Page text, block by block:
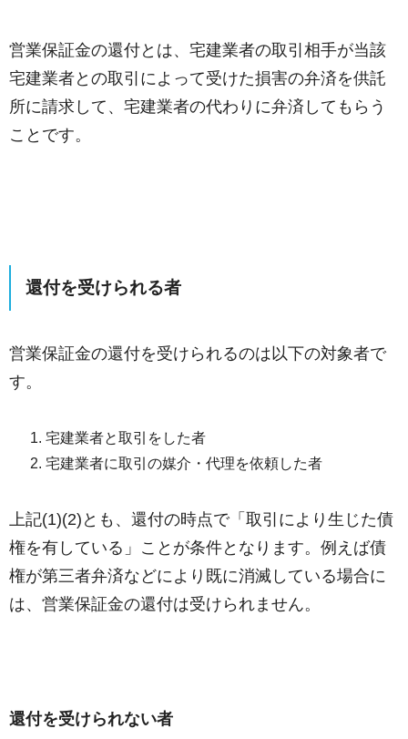
営業保証金の還付とは、宅建業者の取引相手が当該
宅建業者との取引によって受けた損害の弁済を供託
所に請求して、宅建業者の代わりに弁済してもらう
ことです。
還付を受けられる者
営業保証金の還付を受けられるのは以下の対象者で
す。
宅建業者と取引をした者
宅建業者に取引の媒介・代理を依頼した者
上記(1)(2)とも、還付の時点で「取引により生じた債
権を有している」ことが条件となります。例えば債
権が第三者弁済などにより既に消滅している場合に
は、営業保証金の還付は受けられません。
還付を受けられない者